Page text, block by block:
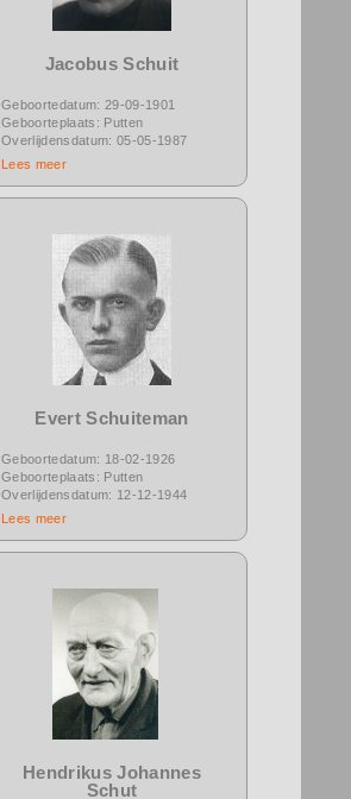
Jacobus Schuit
Geboortedatum: 29-09-1901
Geboorteplaats: Putten
Overlijdensdatum: 05-05-1987
Lees meer
Evert Schuiteman
Geboortedatum: 18-02-1926
Geboorteplaats: Putten
Overlijdensdatum: 12-12-1944
Lees meer
Hendrikus Johannes
Schut